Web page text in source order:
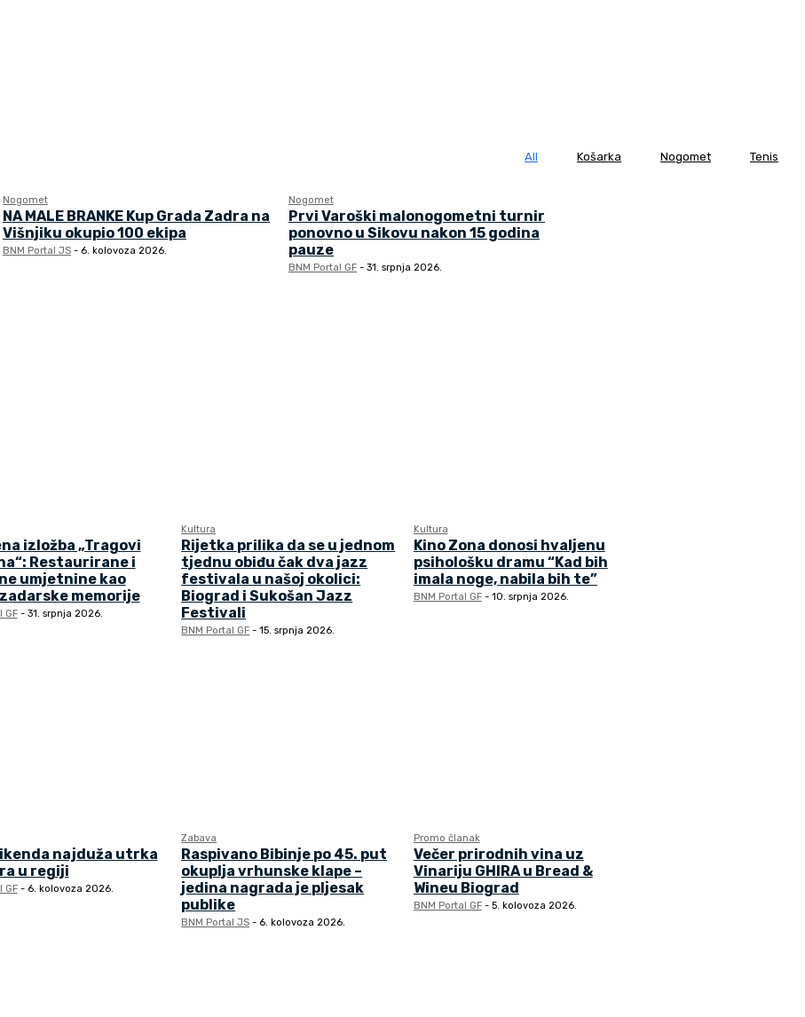
All Košarka Nogomet Tenis
Nogomet
NA MALE BRANKE Kup Grada Zadra na
Višnjiku okupio 100 ekipa
BNM Portal JS - 6. kolovoza 2026.
Nogomet
Prvi Varoški malonogometni turnir
ponovno u Sikovu nakon 15 godina
pauze
BNM Portal GF - 31. srpnja 2026.
izložba „Tragovi
Restaurirane i
umjetnine kao
memorije
GF - 31. srpnja 2026.
Kultura
Rijetka prilika da se u jednom
tjednu obiđu čak dva jazz
festivala u našoj okolici:
Biograd i Sukošan Jazz
Festivali
BNM Portal GF - 15. srpnja 2026.
Kultura
Kino Zona donosi hvaljenu
psihološku dramu “Kad bih
imala noge, nabila bih te”
BNM Portal GF - 10. srpnja 2026.
najduža utrka
u regiji
GF - 6. kolovoza 2026.
Zabava
Raspivano Bibinje po 45. put
okuplja vrhunske klape –
jedina nagrada je pljesak
publike
BNM Portal JS - 6. kolovoza 2026.
Promo članak
Večer prirodnih vina uz
Vinariju GHIRA u Bread &
Wineu Biograd
BNM Portal GF - 5. kolovoza 2026.